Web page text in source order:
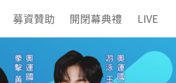
募資贊助 開閉幕典禮 LIVE